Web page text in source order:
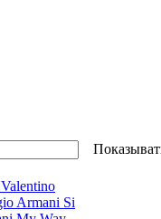
Armani Si